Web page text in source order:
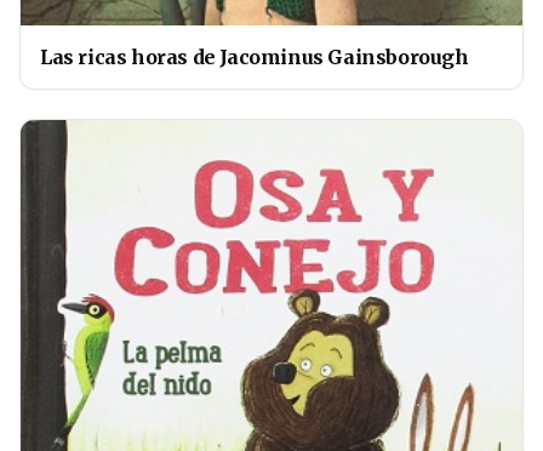
Las ricas horas de Jacominus Gainsborough